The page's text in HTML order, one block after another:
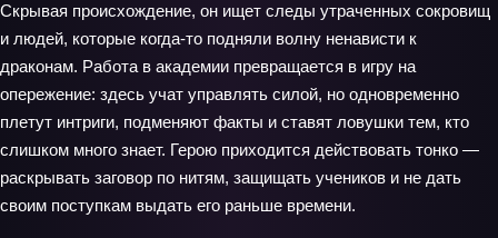
Скрывая происхождение, он ищет следы утраченных сокровищ
и людей, которые когда‑то подняли волну ненависти к
драконам. Работа в академии превращается в игру на
опережение: здесь учат управлять силой, но одновременно
плетут интриги, подменяют факты и ставят ловушки тем, кто
слишком много знает. Герою приходится действовать тонко —
раскрывать заговор по нитям, защищать учеников и не дать
своим поступкам выдать его раньше времени.